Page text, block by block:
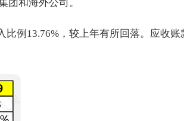
团和海外公司。
例13.76%，较上年有所回落。应收账